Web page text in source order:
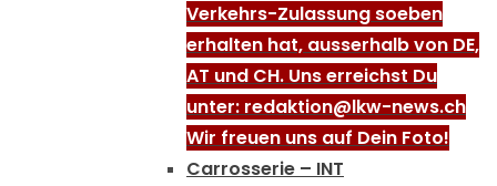
Verkehrs-Zulassung soeben
erhalten hat, ausserhalb von DE,
AT und CH. Uns erreichst Du
unter: redaktion@lkw-news.ch
Wir freuen uns auf Dein Foto!
Carrosserie – INT